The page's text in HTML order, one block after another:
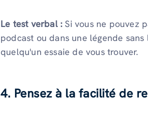
Le test verbal : Si vous ne pouvez
podcast ou dans une légende
quelqu'un essaie de vous trouver.
4. Pensez à la facilité de